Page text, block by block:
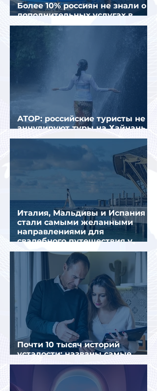
Более 10% россиян не знали о
дополнительных услугах в
отелях
АТОР: российские туристы не
аннулируют туры на Хайнань
из-за тайфуна «Дельфин»
Италия, Мальдивы и Испания
стали самыми желанными
направлениями для
свадебного путешествия у
россиян
Почти 10 тысяч историй
усталости: названы самые
уставшие россияне